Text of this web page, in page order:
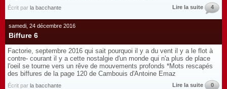
Écrit par la bacchante Lire la suite 4
samedi, 24 décembre 2016
Biffure 6
Factorie, septembre 2016 qui sait pourquoi il y a du vent il y a le flot à
contre- courant il y a cette nostalgie d'un monde qui n'a plus de place
l'oeil se tourne vers un rêve de mouvements profonds *Mots rescapés
des biffures de la page 120 de Cambouis d'Antoine Emaz
Écrit par la bacchante Lire la suite 0